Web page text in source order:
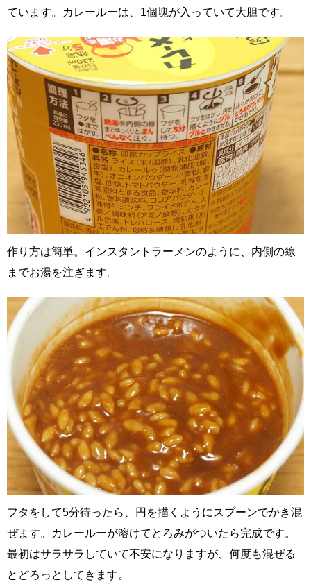
ています。カレールーは、1個塊が入っていて大胆です。
作り方は簡単。インスタントラーメンのように、内側の線
までお湯を注ぎます。
フタをして5分待ったら、円を描くようにスプーンでかき混
ぜます。カレールーが溶けてとろみがついたら完成です。
最初はサラサラしていて不安になりますが、何度も混ぜる
とどろっとしてきます。